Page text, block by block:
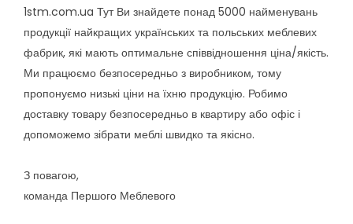
1stm.com.ua Тут Ви знайдете понад 5000 найменувань
продукції найкращих українських та польських меблевих
фабрик, які мають оптимальне співвідношення ціна/якість.
Ми працюємо безпосередньо з виробником, тому
пропонуємо низькі ціни на їхню продукцію. Робимо
доставку товару безпосередньо в квартиру або офіс і
допоможемо зібрати меблі швидко та якісно.
З повагою,
команда Першого Меблевого